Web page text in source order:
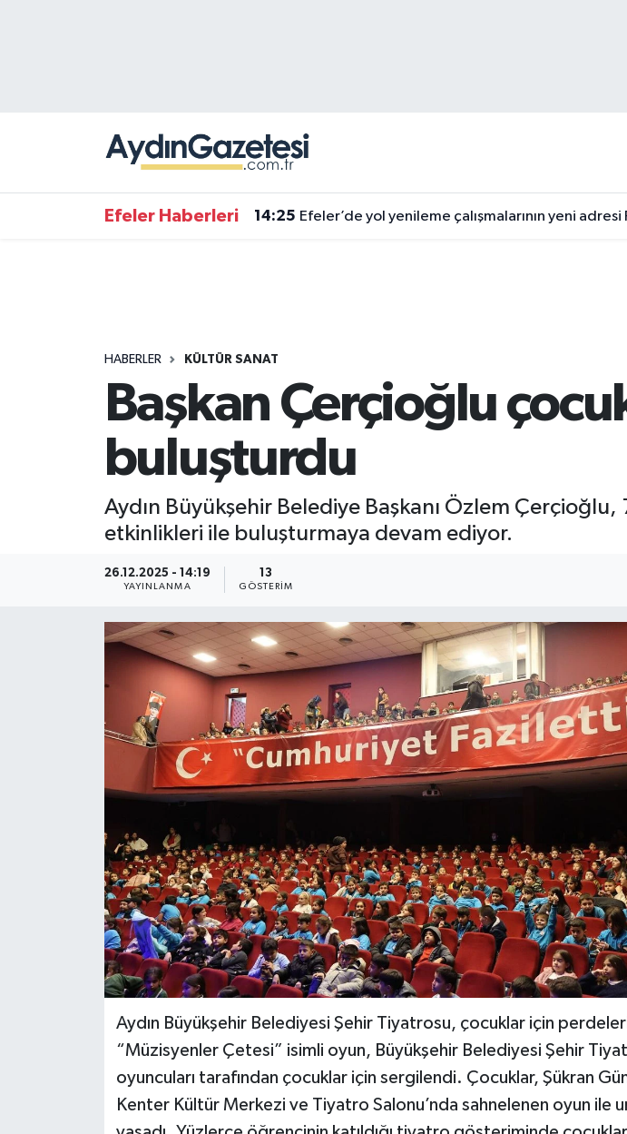
Efeler Haberleri
14:25
14:37 Büyükşehir'den 30 Ağustos temalı ödüllü resim,
HABERLER KÜLTÜR SANAT
Başkan Çerçioğlu
buluşturdu
Aydın Büyükşehir Belediye Başkanı Özlem Çerçioğlu,
etkinlikleri ile buluşturmaya devam ediyor.
26.12.2025 - 14:19
YAYINLANMA
13
GÖSTERIM
Aydın Büyükşehir Belediyesi Şehir Tiyatrosu, çocuklar için
“Müzisyenler Çetesi” isimli oyun, Büyükşehir Belediyesi Şehir
oyuncuları tarafından çocuklar için sergilendi. Çocuklar, Şükran
Kenter Kültür Merkezi ve Tiyatro Salonu’nda sahnelenen oyun ile
Süper Lig Puan Durumu ve Fikstür
Tüm Manşetler